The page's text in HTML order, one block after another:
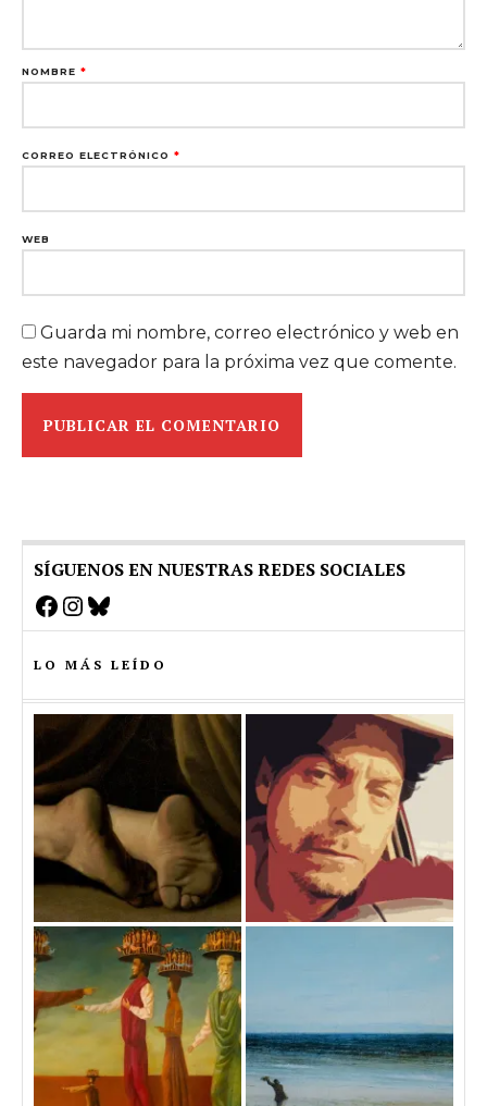
NOMBRE *
CORREO ELECTRÓNICO *
WEB
Guarda mi nombre, correo electrónico y web en
este navegador para la próxima vez que comente.
SÍGUENOS EN NUESTRAS REDES SOCIALES
Facebook
Instagram
Bluesky
LO MÁS LEÍDO